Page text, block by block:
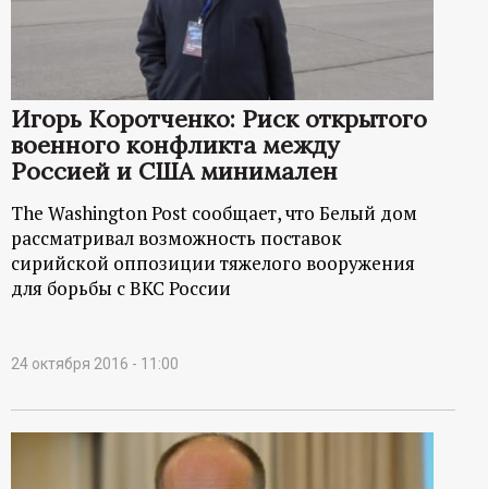
Игорь Коротченко: Риск открытого
военного конфликта между
Россией и США минимален
The Washington Post сообщает, что Белый дом
рассматривал возможность поставок
сирийской оппозиции тяжелого вооружения
для борьбы с ВКС России
24 октября 2016 - 11:00